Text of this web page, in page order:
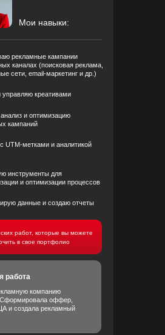
Мои навыки:
рекламные кампании
каналах (поисковая реклама,
сети, email-маркетинг и др.)
UTM-метками и аналитикой
креативами
данные и создаю отчеты
инструменты для
и оптимизации процессов
и оптимизацию
кампаний
работа
компанию
Сформировала оффер,
и создала рекламный
работ, которые вы можете
в свое портфолио